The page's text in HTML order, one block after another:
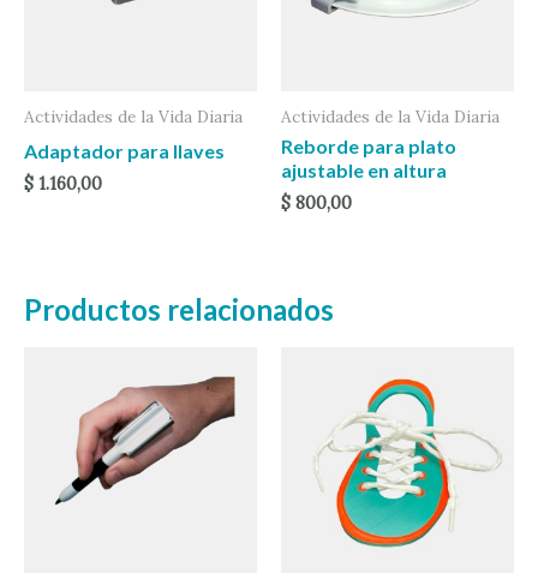
Actividades de la Vida Diaria
Adaptador para llaves
$ 1.160,00
Actividades de la Vida Diaria
Reborde para plato
ajustable en altura
$ 800,00
Productos relacionados